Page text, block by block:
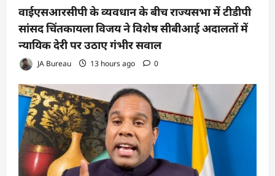
वाईएसआरसीपी के व्यवधान के बीच राज्यसभा में टीडीपी
सांसद चिंतकायला विजय ने विशेष सीबीआई अदालतों में
न्यायिक देरी पर उठाए गंभीर सवाल
JA Bureau 13 hours ago 0